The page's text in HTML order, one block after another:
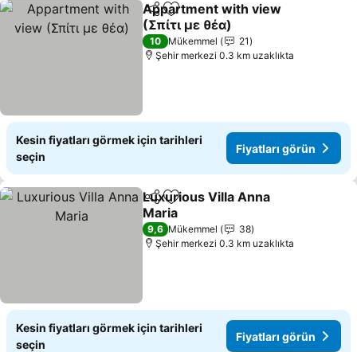
PaylaşFavorilerime ekle
Appartment with view
(Σπίτι με θέα)
Fiyatları görün
10 Mükemmel
21
Şehir merkezi 0.3 km uzaklıkta
Kesin fiyatları görmek için tarihleri
seçin
Fiyatları görün
PaylaşFavorilerime ekle
Luxurious Villa Anna
Maria
Fiyatları görün
9,6 Mükemmel
38
Şehir merkezi 0.3 km uzaklıkta
Kesin fiyatları görmek için tarihleri
seçin
Fiyatları görün